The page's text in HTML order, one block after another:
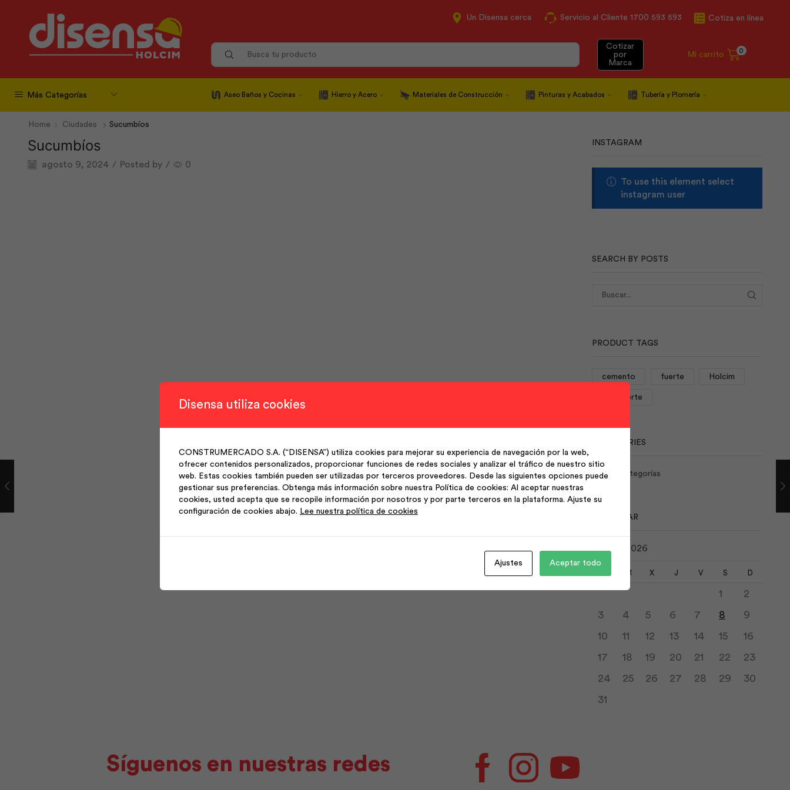
Un Disensa cerca Servicio al Cliente 1700 593 593 Cotiza en línea
Cotizar
por
Marca
Mi carrito 0
Más Categorías Aseo Baños y Cocinas Hierro y Acero Materiales de Construcción Pinturas y Acabados Tubería y Plomería
Home Ciudades Sucumbíos
Sucumbíos
agosto 9, 2024 / Posted by / 0
INSTAGRAM
To use this element select
instagram user
SEARCH BY POSTS
PRODUCT TAGS
cemento fuerte Holcim
rocafuerte
CATEGORIES
No hay categorías
CALENDAR
agosto 2026
M X J V S D
1
2
3
4 5 6 7 8
9
10
11 12 13 14 15
16
17
18 19 20 21 22
23
24
25 26 27 28 29
30
31
Síguenos en nuestras redes FacebookInstagramYoutube
Disensa utiliza cookies
CONSTRUMERCADO S.A. (“DISENSA”) utiliza cookies para mejorar su experiencia de navegación por la web,
ofrecer contenidos personalizados, proporcionar funciones de redes sociales y analizar el tráfico de nuestro sitio
web. Estas cookies también pueden ser utilizadas por terceros proveedores. Desde las siguientes opciones puede
gestionar sus preferencias. Obtenga más información sobre nuestra Política de cookies: Al aceptar nuestras
cookies, usted acepta que se recopile información por nosotros y por parte terceros en la plataforma. Ajuste su
configuración de cookies abajo. Lee nuestra política de cookies
Ajustes Aceptar todo